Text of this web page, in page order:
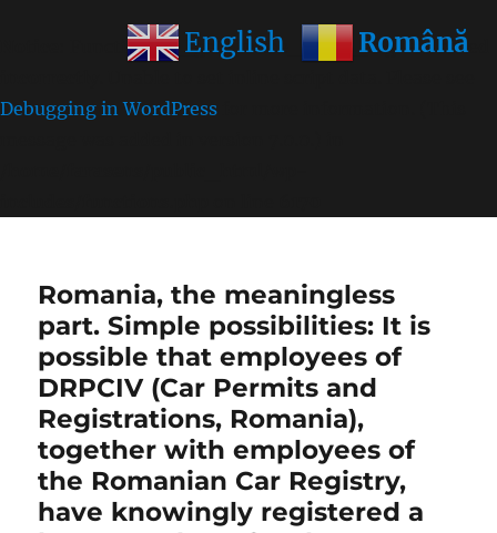
: Function wp_get_inline_script_tag was called
Debugging in WordPress
Romania, the meaningless
part. Simple possibilities: It is
possible that employees of
DRPCIV (Car Permits and
Registrations, Romania),
together with employees of
the Romanian Car Registry,
have knowingly registered a
English Română